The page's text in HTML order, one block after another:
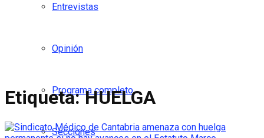
Entrevistas
Opinión
Programa completo
Secciones
Etiqueta:HUELGA